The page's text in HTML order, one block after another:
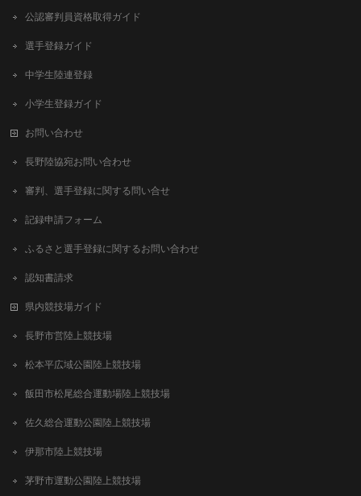
公認審判員資格取得ガイド
選手登録ガイド
中学生陸連登録
小学生登録ガイド
お問い合わせ
長野陸協宛お問い合わせ
審判、選手登録に関する問い合せ
記録申請フォーム
ふるさと選手登録に関するお問い合わせ
認知書請求
県内競技場ガイド
長野市営陸上競技場
松本平広域公園陸上競技場
飯田市松尾総合運動場陸上競技場
佐久総合運動公園陸上競技場
伊那市陸上競技場
茅野市運動公園陸上競技場